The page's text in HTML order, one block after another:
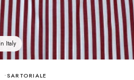
Italy
SARTORIALE